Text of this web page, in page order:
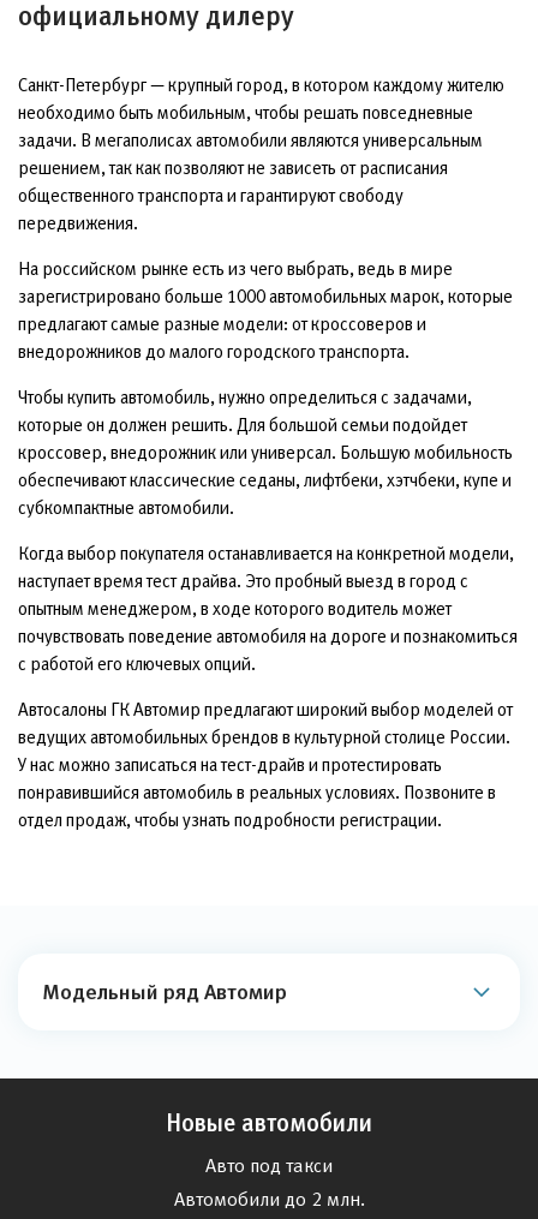
официальному дилеру
Санкт-Петербург — крупный город, в котором каждому жителю
необходимо быть мобильным, чтобы решать повседневные
задачи. В мегаполисах автомобили являются универсальным
решением, так как позволяют не зависеть от расписания
общественного транспорта и гарантируют свободу
передвижения.
На российском рынке есть из чего выбрать, ведь в мире
зарегистрировано больше 1000 автомобильных марок, которые
предлагают самые разные модели: от кроссоверов и
внедорожников до малого городского транспорта.
Чтобы купить автомобиль, нужно определиться с задачами,
которые он должен решить. Для большой семьи подойдет
кроссовер, внедорожник или универсал. Большую мобильность
обеспечивают классические седаны, лифтбеки, хэтчбеки, купе и
субкомпактные автомобили.
Когда выбор покупателя останавливается на конкретной модели,
наступает время тест драйва. Это пробный выезд в город с
опытным менеджером, в ходе которого водитель может
почувствовать поведение автомобиля на дороге и познакомиться
с работой его ключевых опций.
Автосалоны ГК Автомир предлагают широкий выбор моделей от
ведущих автомобильных брендов в культурной столице России.
У нас можно записаться на тест-драйв и протестировать
понравившийся автомобиль в реальных условиях. Позвоните в
отдел продаж, чтобы узнать подробности регистрации.
Модельный ряд Автомир
Новые автомобили
Авто под такси
Автомобили до 2 млн.